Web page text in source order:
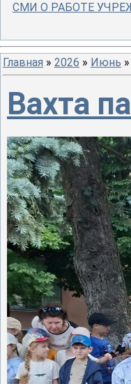
СМИ О РАБОТЕ
Главная » 2026 » Июнь »
Вахта